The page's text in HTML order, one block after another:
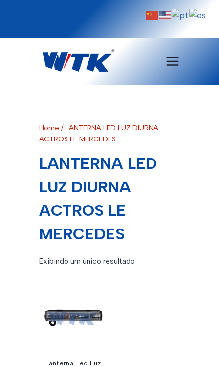
Home / LANTERNA LED LUZ DIURNA
ACTROS LE MERCEDES
LANTERNA LED
LUZ DIURNA
ACTROS LE
MERCEDES
Exibindo um único resultado
Lanterna Led Luz